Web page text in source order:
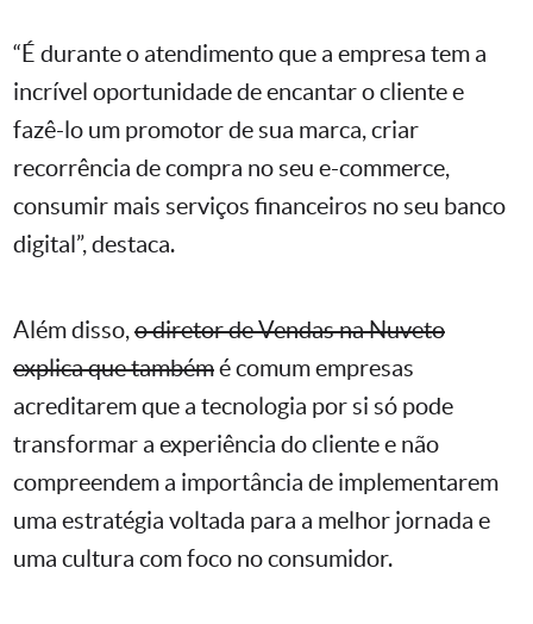
“É durante o atendimento que a empresa tem a
incrível oportunidade de encantar o cliente e
fazê-lo um promotor de sua marca, criar
recorrência de compra no seu e-commerce,
consumir mais serviços financeiros no seu banco
digital”, destaca.
Além disso,o diretor de Vendas na Nuveto
explica que tambémé comum empresas
acreditarem que a tecnologia por si só pode
transformar a experiência do cliente e não
compreendem a importância de implementarem
uma estratégia voltada para a melhor jornada e
uma cultura com foco no consumidor.